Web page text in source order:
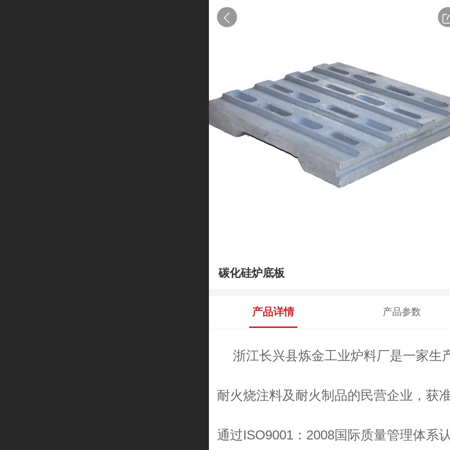
碳化硅炉底板
产品详情 产品参数
浙江长兴县炼金工业炉料厂是一家生
耐火烧注料及耐火制品的民营企业，获
通过ISO9001：2008国际质量管理体系认